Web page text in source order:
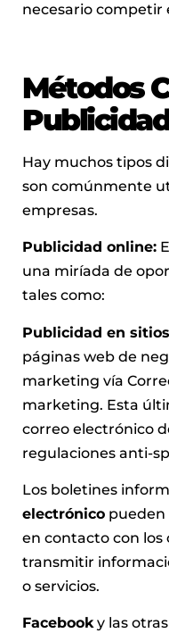
necesario competir
Métodos
Publicidad
Hay muchos tipos
son comúnmente
empresas.
Publicidad online:
una miríada de
tales como:
Publicidad en
páginas web de
marketing vía
marketing. Esta
correo electrónico
regulaciones anti-
Los boletines
electrónico pueden
en contacto con los
transmitir
o servicios.
Facebooky las